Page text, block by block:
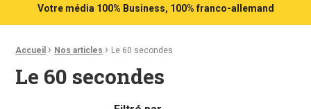
Votre média 100% Business, 100% franco-allemand
Fil d'Ariane :
Accueil › Nos articles › Le 60 secondes
Le 60 secondes